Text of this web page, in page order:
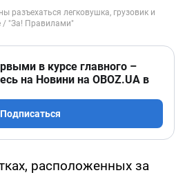
в курсе главного –
на Новини на OBOZ.UA в
Подписаться
расположенных за